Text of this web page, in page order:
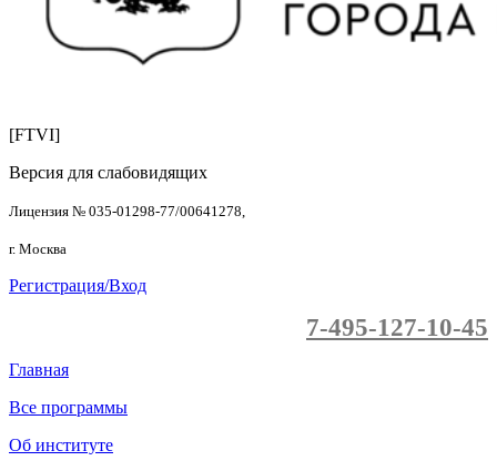
[FTVI]
Версия для слабовидящих
Лицензия № 035-01298-77/00641278,
г. Москва
Регистрация/Вход
7-495-127-10-45
Главная
Все программы
Об институте